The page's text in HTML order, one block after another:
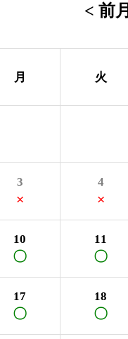
< 前月
月 火
3
×
4
×
10
〇
11
〇
17
〇
18
〇